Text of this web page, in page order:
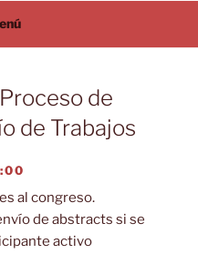
de
de Trabajos
al congreso.
de abstracts si se
activo